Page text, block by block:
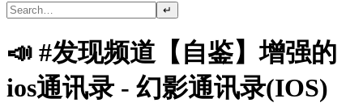
↵
📣 #发现频道【自鉴】增强的
ios通讯录 - 幻影通讯录(IOS)